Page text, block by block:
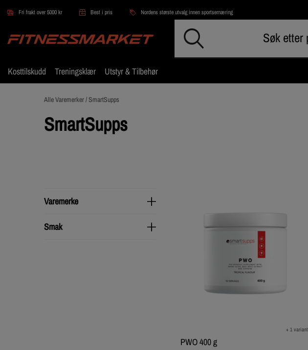
Hopp til hovedinnholdet
Fri frakt over 5000 kr Best i pris Nordens største utvalg innen sportsernæring
Kosttilskudd Treningsklær Utstyr & Tilbehør
Alle Varemerker /SmartSupps
SmartSupps
VaremerkeVaremerke
SmakSmak
PWO 400 g
+ 1 variant